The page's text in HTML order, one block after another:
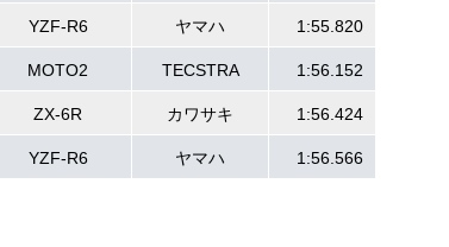
YZF-R6 ヤマハ 1:55.820
MOTO2 TECSTRA 1:56.152
ZX-6R カワサキ 1:56.424
YZF-R6 ヤマハ 1:56.566